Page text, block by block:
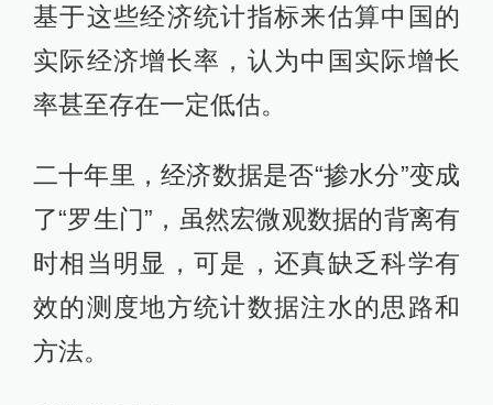
基于这些经济统计指标来估算中国的
实际经济增长率，认为中国实际增长
率甚至存在一定低估。
二十年里，经济数据是否“掺水分”变成
了“罗生门”，虽然宏微观数据的背离有
时相当明显，可是，还真缺乏科学有
效的测度地方统计数据注水的思路和
方法。